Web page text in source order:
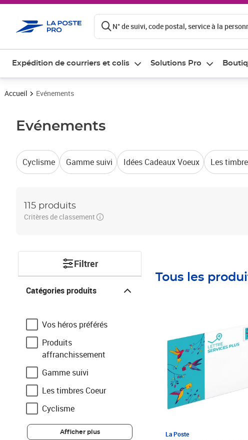
N° de suivi, code postal, service à la
Expédition de courriers et colis Solutions Pro
Accueil Evénements
Evénements
Cyclisme Gamme suivi Idées Cadeaux Voeux Les
115 produits
Critères de classement
Filtrer
Catégories produits
Vos héros préférés
Produits
affranchissement
Gamme suivi
Les timbres Coeur
Cyclisme
Afficher plus
Tous les
La Poste